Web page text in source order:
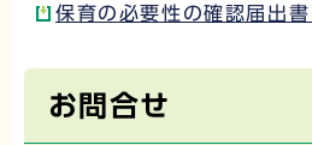
保育の必要性の確認届出
お問合せ